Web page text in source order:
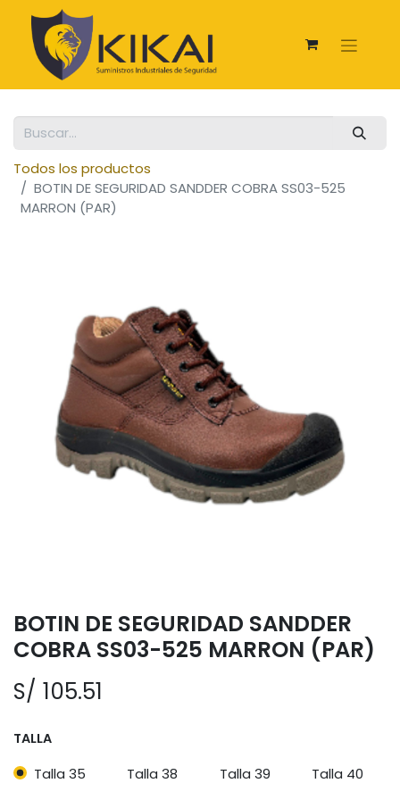
Todos los productos
BOTIN DE SEGURIDAD SANDDER COBRA SS03-525
MARRON (PAR)
BOTIN DE SEGURIDAD SANDDER
COBRA SS03-525 MARRON (PAR)
S/ 105.51
TALLA
Talla 35 Talla 38 Talla 39 Talla 40